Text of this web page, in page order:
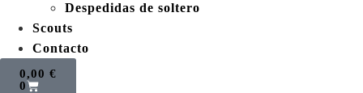
Despedidas de soltero
Scouts
Contacto
0,00 €
0